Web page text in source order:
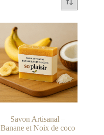
Savon Artisanal –
Banane et Noix de coco